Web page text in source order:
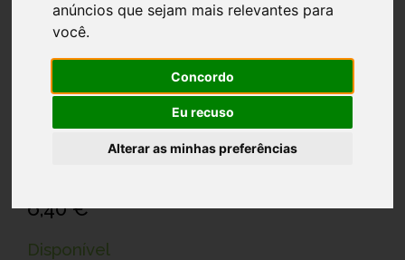
anúncios que sejam mais relevantes para
você.
Concordo
Eu recuso
Alterar as minhas preferências
PILHAS 13 x
6,40 €
Disponível